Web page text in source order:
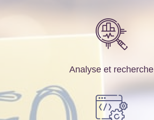
Analyse et recherche